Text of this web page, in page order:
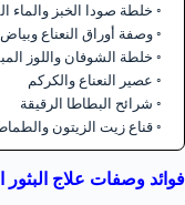
خلطة صودا الخبز والماء
وصفة أوراق النعناع
خلطة الشوفان واللوز
عصير النعناع والكركم
شرائح البطاطا الرقيقة
قناع زيت الزيتون
فوائد وصفات علاج البثور